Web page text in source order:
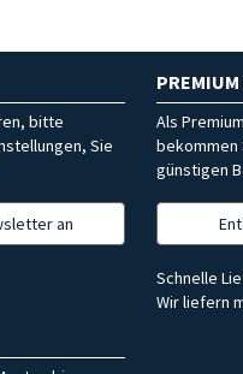
bitte
Sie
an
Als
bekommen
günstigen
Schnelle
Wir liefern